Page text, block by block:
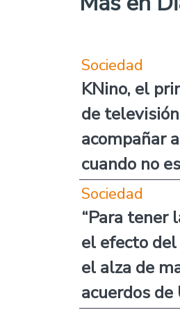
Sociedad
KNino, el
de
acompañar
cuando no
Sociedad
“Para tener
el efecto
el alza de
acuerdos